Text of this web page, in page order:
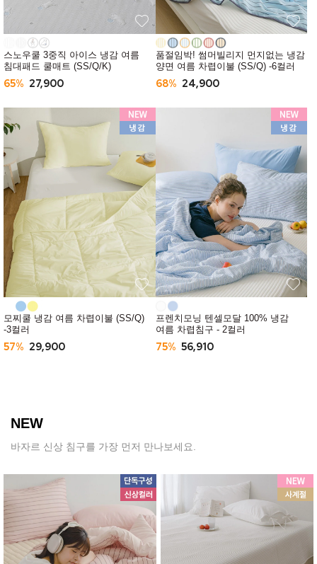
스노우쿨 3중직 아이스 냉감 여름
침대패드 쿨매트 (SS/Q/K)
65% 27,900
품절임박! 썸머빌리지 먼지없는 냉감
양면 여름 차렵이불 (SS/Q) -6컬러
68% 24,900
모찌쿨 냉감 여름 차렵이불 (SS/Q)
-3컬러
57% 29,900
프렌치모닝 텐셀모달 100% 냉감
여름 차렵침구 - 2컬러
75% 56,910
NEW
바자르 신상 침구를 가장 먼저 만나보세요.